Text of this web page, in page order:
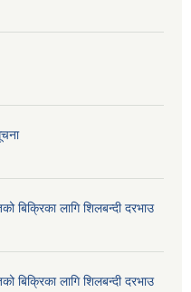
बिक्रिका लागि शिलबन्दी दरभाउ
बिक्रिका लागि शिलबन्दी दरभाउ